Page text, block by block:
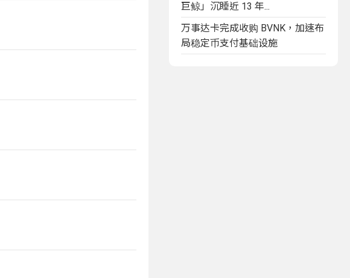
巨鲸」沉睡近 13 年...
万事达卡完成收购 BVNK，加速布
局稳定币支付基础设施